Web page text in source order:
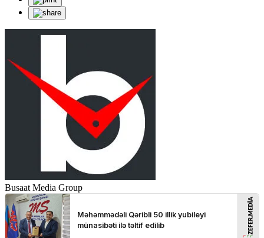
Busaat Media Group